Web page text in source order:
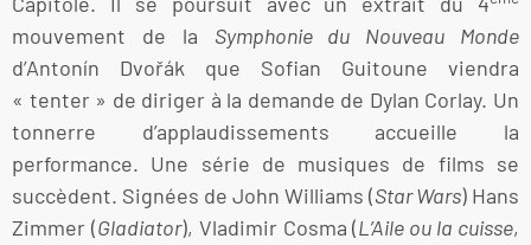
mouvement de la Symphonie du Nouveau Monde
d’Antonín Dvořák que Sofian Guitoune viendra
« tenter » de diriger à la demande de Dylan Corlay. Un
tonnerre d’applaudissements accueille la
performance. Une série de musiques de films se
succèdent. Signées de John Williams (Star Wars) Hans
Zimmer (Gladiator), Vladimir Cosma (L’Aile ou la cuisse,